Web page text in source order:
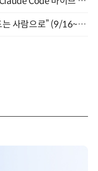
“AI에게 묻는 사람에서, AI로 만드는 사람으로” (9/16~17)